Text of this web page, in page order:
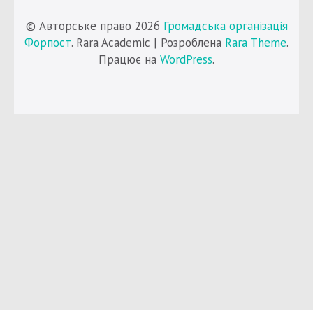
© Авторське право 2026 Громадська організація
Форпост. Rara Academic | Розроблена Rara Theme.
Працює на WordPress.